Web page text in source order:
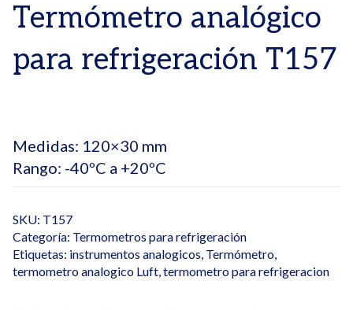
Termómetro analógico
para refrigeración T157
Medidas: 120×30 mm
Rango: -40ºC a +20ºC
SKU: T157
Categoría: Termometros para refrigeración
Etiquetas: instrumentos analogicos, Termómetro,
termometro analogico Luft,termometro para refrigeracion